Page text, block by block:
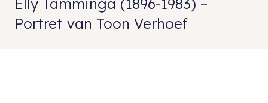
Elly Tamminga (1896-1983) –
Portret van Toon Verhoef